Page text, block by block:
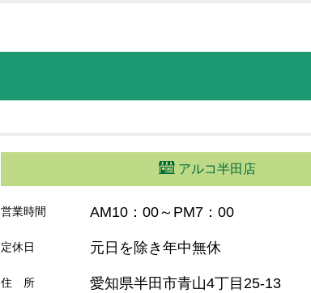
アルコ半田店
営業時間 AM10：00～PM7：00
定休日 元日を除き年中無休
住 所 愛知県半田市青山4丁目25-13